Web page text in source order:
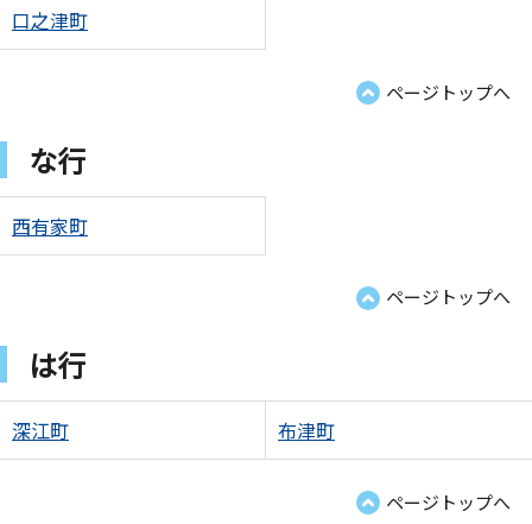
口之津町
ページトップへ
な行
西有家町
ページトップへ
は行
深江町 布津町
ページトップへ